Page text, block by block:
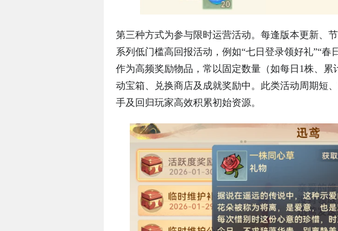
第三种方式为参与限时运营活动。每逢版本更新、
系列低门槛高回报活动，例如“七日登录领好礼”“春
作为高频奖励物品，常以固定数量（如每日1株、
动宝箱、兑换商店及成就奖励中。此类活动周期短
手及回归玩家高效积累初始资源。